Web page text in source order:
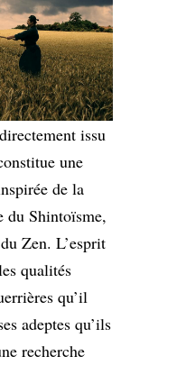
issu
une
de la
du Shintoïsme,
Zen. L’esprit
qualités
qu’il
adeptes qu’ils
recherche